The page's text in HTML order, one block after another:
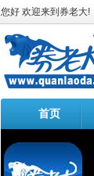
您好 欢迎来到券老大!
首页